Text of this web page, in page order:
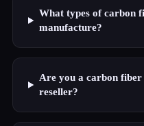
What types of carbon
manufacture?
Are you a carbon
reseller?